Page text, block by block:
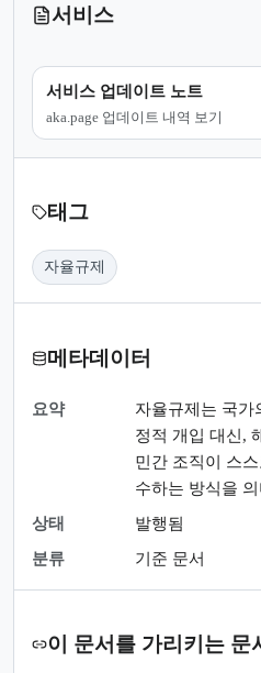
서비스
서비스 업데이트 노트
aka.page 업데이트 내역 보기
태그
자율규제
메타데이터
요약
자율규제는 국가
정적 개입 대신,
민간 조직이 스
수하는 방식을
상태
발행됨
분류
기준 문서
이 문서를 가리키는 문